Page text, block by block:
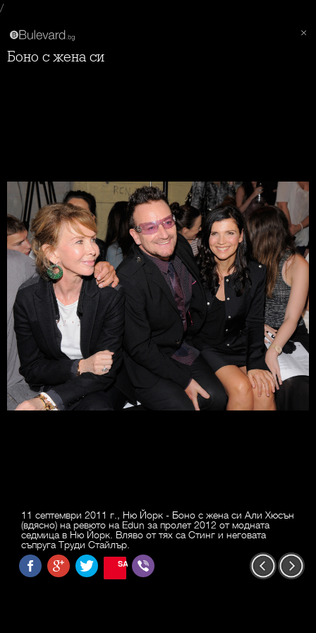
/
Боно с жена си
11 септември 2011 г., Ню Йорк - Боно с жена си Али Хюсън
(вдясно) на ревюто на Edun за пролет 2012 от модната
седмица в Ню Йорк. Вляво от тях са Стинг и неговата
съпруга Труди Стайлър.
SAVE